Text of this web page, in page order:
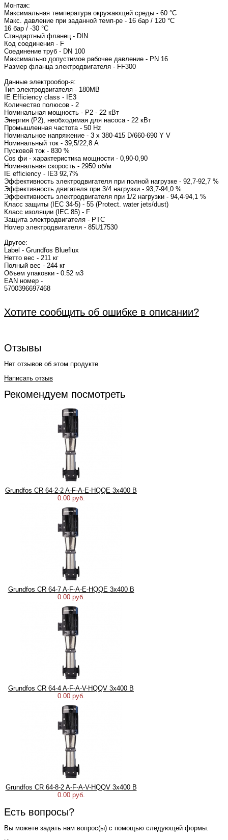
Монтаж:
Максимальная температура окружающей среды - 60 °C
Макс. давление при заданной темп-ре - 16 бар / 120 °C
16 бар / -30 °C
Стандартный фланец - DIN
Код соединения - F
Соединение труб - DN 100
Максимально допустимое рабочее давление - PN 16
Размер фланца электродвигателя
Данные электрообор-я:
Тип
IE Efficiency class - IE3
Количество полюсов - 2
Номинальная мощность - P2 - 22 кВт
Энергия (Р2), необходимая для насоса - 22 кВт
Промышленная частота - 50 Hz
Номинальное напряжение - 3 x 380-415 D/660-690
Номинальный ток
Пусковой ток - 830
Cos фи -
IE efficiency - IE3 92,7%
Эффективность электродвигателя при полной нагрузке - 92,7-92,7 %
Эффективность двигателя при 3/4 нагрузки - 93,7-94,0 %
Эффективность электродвигателя при 1/2 нагрузки - 94,4-94,1 %
Класс защиты (IEC 34-5) - 55 (Protect. water jets/dust)
Класс изоляции (IEC 85) - F
Защита электродвигателя - PTC
Номер
Другое:
Label - Grundfos Blueflux
Нетто вес - 211 кг
Полный вес - 244 кг
Объем упаковки - 0.52 м3
EAN номер -
Хотите сообщить об ошибке в описании?
Отзывы
Нет отзывов об этом продукте
Написать отзыв
Рекомендуем посмотреть
Grundfos CR 64-2-2 A-F-A-E-HQQE 3х400 В
0.00 руб.
Grundfos CR 64-7 A-F-A-E-HQQE 3х400 В
0.00 руб.
Grundfos CR 64-4 A-F-A-V-HQQV 3х400 В
0.00 руб.
Grundfos CR 64-8-2 A-F-A-V-HQQV 3х400 В
0.00 руб.
Есть вопросы?
Вы можете задать нам вопрос(ы) с помощью следующей формы.